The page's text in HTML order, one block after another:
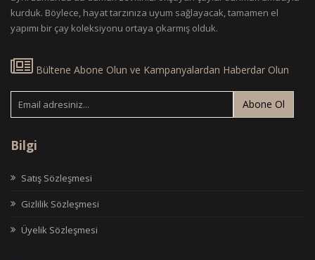
kurduk. Böylece, hayat tarzınıza uyum sağlayacak, tamamen el
yapımı bir çay koleksiyonu ortaya çıkarmış olduk.
Bültene Abone Olun ve Kampanyalardan Haberdar Olun
Abone Ol
Bilgi
Satış Sözleşmesi
Gizlilik Sözleşmesi
Üyelik Sözleşmesi